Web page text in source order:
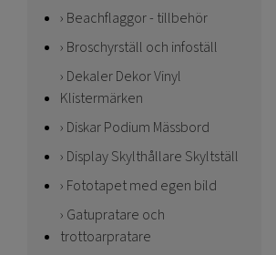
Beachflaggor - tillbehör
Broschyrställ och infoställ
Dekaler Dekor Vinyl
Klistermärken
Diskar Podium Mässbord
Display Skylthållare Skyltställ
Fototapet med egen bild
Gatupratare och
trottoarpratare